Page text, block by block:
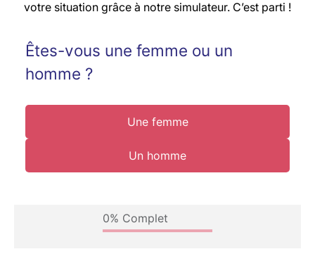
votre situation grâce à notre simulateur. C’est parti !